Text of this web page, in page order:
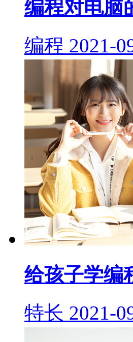
编程对电脑
编程 2021-
给孩子学编
特长 2021-